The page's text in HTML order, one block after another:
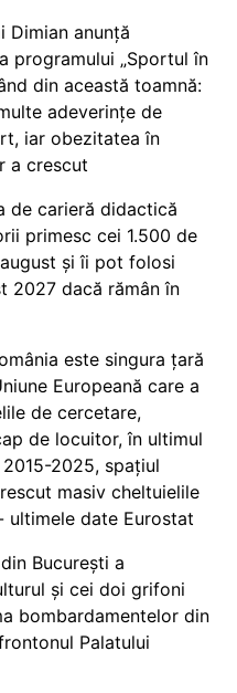
Dimian anunță
programului „Sportul în
din această toamnă:
adeverințe de
iar obezitatea în
a crescut
de carieră didactică
primesc cei 1.500 de
și îi pot folosi
2027 dacă rămân în
este singura țară
Europeană care a
de cercetare,
de locuitor, în ultimul
2025, spațiul
masiv cheltuielile
ultimele date Eurostat
București a
și cei doi grifoni
bombardamentelor din
Palatului